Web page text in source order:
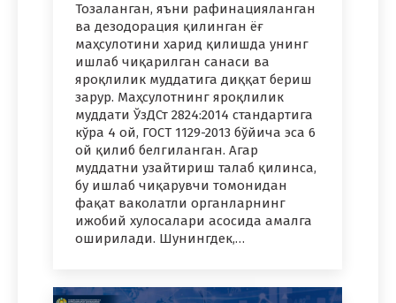
Тозаланган, яъни рафинацияланган
ва дезодорация қилинган ёғ
маҳсулотини харид қилишда унинг
ишлаб чиқарилган санаси ва
яроқлилик муддатига диққат бериш
зарур. Маҳсулотнинг яроқлилик
муддати ЎзДСт 2824:2014 стандартига
кўра 4 ой, ГОСТ 1129-2013 бўйича эса 6
ой қилиб белгиланган. Агар
муддатни узайтириш талаб қилинса,
бу ишлаб чиқарувчи томонидан
фақат ваколатли органларнинг
ижобий хулосалари асосида амалга
оширилади. Шунингдек,…